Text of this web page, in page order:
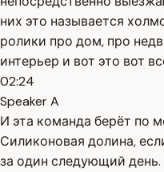
них это называется
ролики про дом, про
интерьер и вот это вот
02:24
Speaker A
И эта команда берёт по
Силиконовая долина,
за один следующий день.